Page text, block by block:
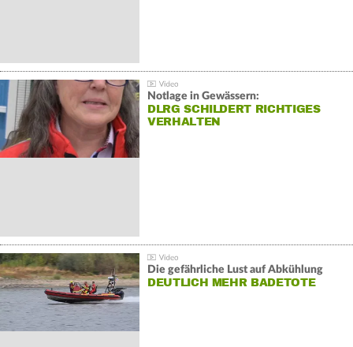
Notlage in Gewässern:
DLRG SCHILDERT RICHTIGES
VERHALTEN
Die gefährliche Lust auf Abkühlung
DEUTLICH MEHR BADETOTE